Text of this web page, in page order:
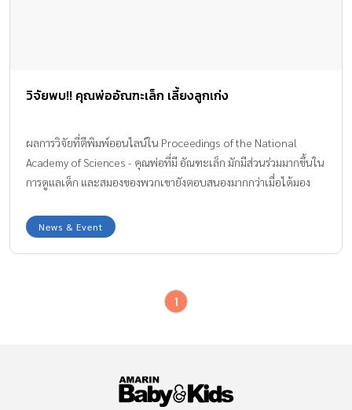
วิจัยพบ!! คุณพ่ออัณฑะเล็ก เลี้ยงลูกเก่ง
ผลการวิจัยที่ตีพิมพ์ออนไลน์ใน Proceedings of the National
Academy of Sciences - คุณพ่อที่มี อัณฑะเล็ก มักมีส่วนร่วมมากขึ้นใน
การดูแลเด็ก และสมองของพวกเขายังตอบสนองมากกว่าเมื่อได้มอง
News & Event
1